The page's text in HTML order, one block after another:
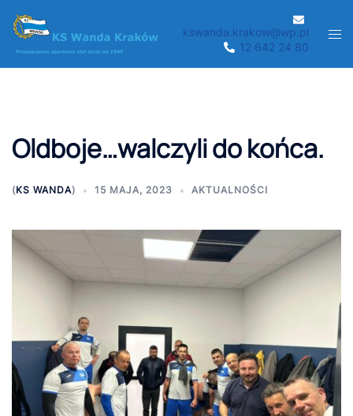
Przejdź
do
treści
kswanda.krakow@wp.pl
12 642 24 80
Oldboje…walczyli do końca.
(KS WANDA) 15 MAJA, 2023 AKTUALNOŚCI